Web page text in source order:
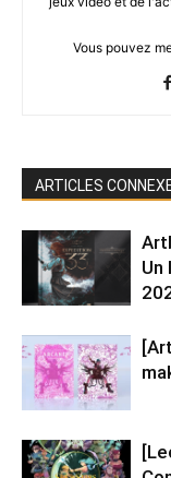
Vous pouvez
ARTICLES
Un